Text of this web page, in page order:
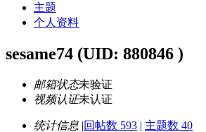
主题
个人资料
sesame74 (UID: 880846 )
邮箱状态未验证
视频认证未认证
统计信息 |回帖数 593 | 主题数 40